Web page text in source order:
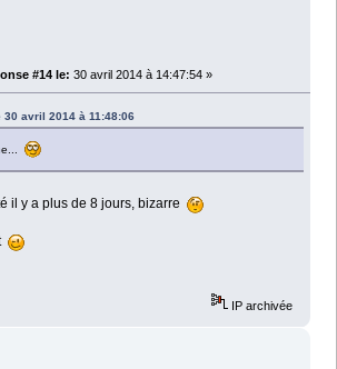
#14 le: 30 avril 2014 à 14:47:54 »
avril 2014 à 11:48:06
il y a plus de 8 jours, bizarre
IP archivée